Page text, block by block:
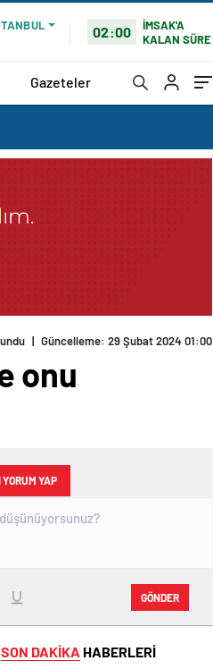
02:00
İMSAK'A
KALAN SÜRE
Gazeteler
| Güncelleme: 29 Şubat 2024 01:00
onu
YAP
GÖNDER
SON DAKİKA HABERLERİ